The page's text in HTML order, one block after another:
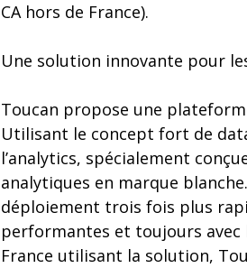
CA hors de France).
Une solution innovante pour
Toucan propose une
Utilisant le concept fort de
l’analytics, spécialement
analytiques en marque
déploiement trois fois plus
performantes et toujours avec
France utilisant la solution,